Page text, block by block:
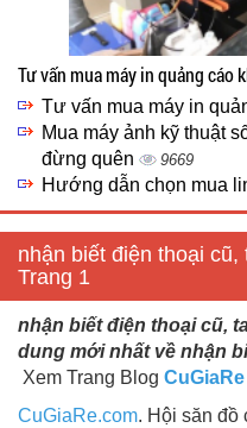
Tư vấn mua máy in quảng cáo
Tư vấn mua máy in
Mua máy ảnh kỹ thuật
đừng quên
9669
Hướng dẫn chọn mua
nhận biết điện thoại
Trang 1
nhận biết điện thoại cũ,
dung mới nhất về nhận
Xem Trang Blog CuGiaRe
CuGiaRe.com. Hội săn đồ